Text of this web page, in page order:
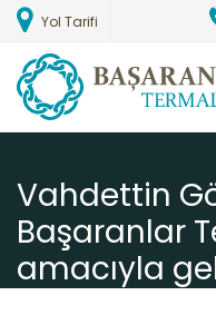
Yol Tarifi
Vahdettin
Başaranlar
amacıyla